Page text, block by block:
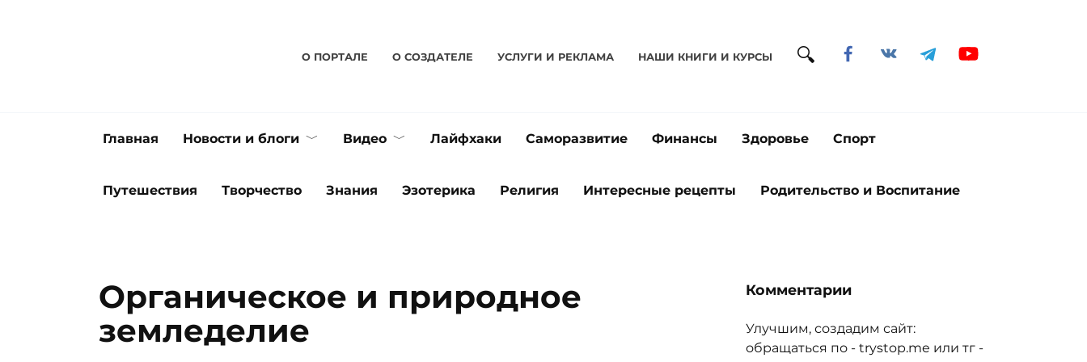
О ПОРТАЛЕ О CОЗДАТЕЛЕ УСЛУГИ И РЕКЛАМА НАШИ КНИГИ И КУРСЫ
Главная Новости и блоги Видео Лайфхаки Саморазвитие Финансы Здоровье Спорт
Путешествия Творчество Знания Эзотерика Религия Интересные рецепты Родительство и Воспитание
Органическое и природное
земледелие
Комментарии
Улучшим, создадим сайт:
обращаться по - trystop.me или тг -